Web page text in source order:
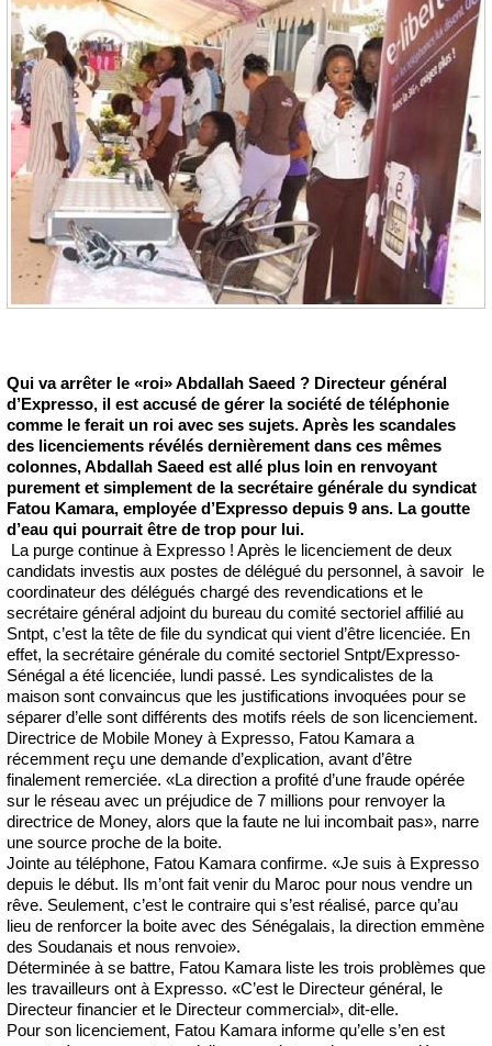
Qui va arrêter le «roi» Abdallah Saeed ? Directeur général
d’Expresso, il est accusé de gérer la société de téléphonie
comme le ferait un roi avec ses sujets. Après les scandales
des licenciements révélés dernièrement dans ces mêmes
colonnes, Abdallah Saeed est allé plus loin en renvoyant
purement et simplement de la secrétaire générale du syndicat
Fatou Kamara, employée d’Expresso depuis 9 ans. La goutte
d’eau qui pourrait être de trop pour lui.
La purge continue à Expresso ! Après le licenciement de deux
candidats investis aux postes de délégué du personnel, à savoir le
coordinateur des délégués chargé des revendications et le
secrétaire général adjoint du bureau du comité sectoriel affilié au
Sntpt, c’est la tête de file du syndicat qui vient d’être licenciée. En
effet, la secrétaire générale du comité sectoriel Sntpt/Expresso-
Sénégal a été licenciée, lundi passé. Les syndicalistes de la
maison sont convaincus que les justifications invoquées pour se
séparer d’elle sont différents des motifs réels de son licenciement.
Directrice de Mobile Money à Expresso, Fatou Kamara a
récemment reçu une demande d’explication, avant d’être
finalement remerciée. «La direction a profité d’une fraude opérée
sur le réseau avec un préjudice de 7 millions pour renvoyer la
directrice de Money, alors que la faute ne lui incombait pas», narre
une source proche de la boite.
Jointe au téléphone, Fatou Kamara confirme. «Je suis à Expresso
depuis le début. Ils m’ont fait venir du Maroc pour nous vendre un
rêve. Seulement, c’est le contraire qui s’est réalisé, parce qu’au
lieu de renforcer la boite avec des Sénégalais, la direction emmène
des Soudanais et nous renvoie».
Déterminée à se battre, Fatou Kamara liste les trois problèmes que
les travailleurs ont à Expresso. «C’est le Directeur général, le
Directeur financier et le Directeur commercial», dit-elle.
Pour son licenciement, Fatou Kamara informe qu’elle s’en est